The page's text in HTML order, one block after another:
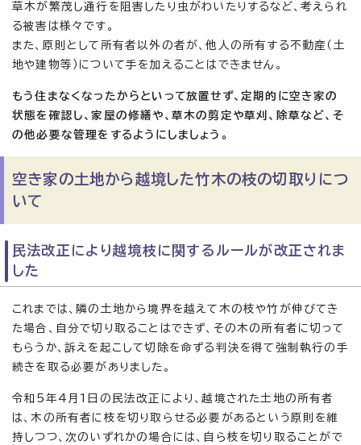
草木が繁茂し通行を阻害したり虫がわいたりするなど、考えられ
る被害は様々です。
また、原則として所有者以外の者が、他人の所有する不動産（土
地や建物等）について手を加えることはできません。
もう住まなくなったからといって放置せず、定期的に空き家の
状態を確認し、家屋の修繕や、草木の剪定や草刈、除草など、そ
の他必要な管理をするようにしましょう。
空き家の土地から越境した竹木の枝の切取りにつ
いて
民法改正により越境枝に関するルールが改正されま
した
これまでは、隣の土地から境界を越えて木の枝や竹が伸びてき
た場合、自分で切り取ることはできず、その木の所有者に切って
もらうか、訴えを起こして切除を命ずる判決を得て強制執行の手
続きを取る必要がありました。
令和5年4月1日の民法改正により、越境された土地の所有者
は、木の所有者に枝を切り取らせる必要があるという原則を維
持しつつ、次のいずれかの場合には、自ら枝を切り取ることがで